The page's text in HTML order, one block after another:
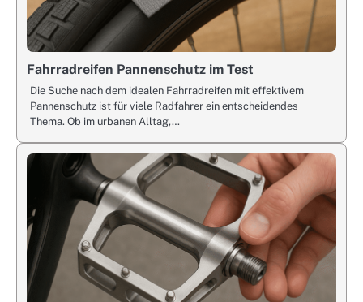
Fahrradreifen Pannenschutz im Test
Die Suche nach dem idealen Fahrradreifen mit effektivem
Pannenschutz ist für viele Radfahrer ein entscheidendes
Thema. Ob im urbanen Alltag,…